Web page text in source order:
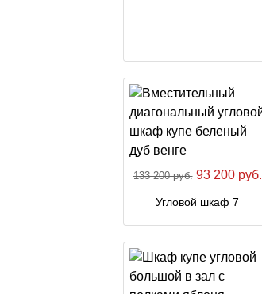
133 200 руб.93 200 руб.
Угловой шкаф 7